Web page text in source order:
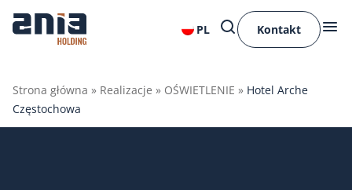
PL Kontakt
Strona główna » Realizacje » OŚWIETLENIE » Hotel Arche
Częstochowa